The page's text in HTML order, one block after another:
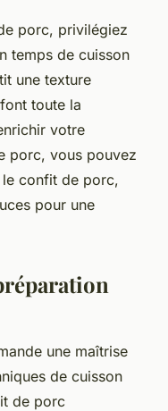
porc, privilégiez
temps de cuisson
une texture
toute la
votre
porc, vous pouvez
confit de porc,
pour une
une maîtrise
de cuisson
de porc